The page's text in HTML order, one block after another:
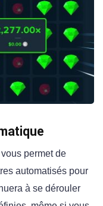
permet de
automatisés pour
à se dérouler